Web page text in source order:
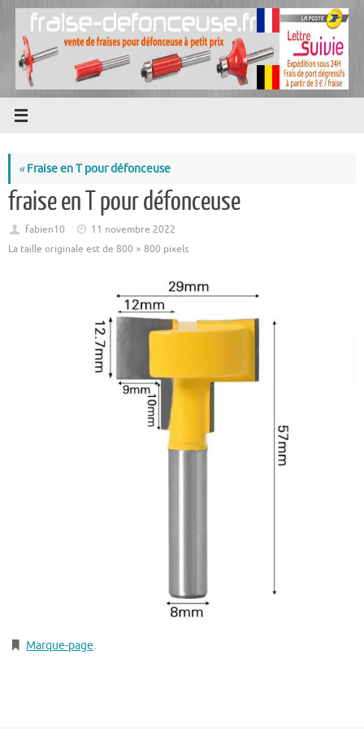
Passer
contenu
«Fraise en T pour défonceuse
fraise en T pour défonceuse
fabien10
11 novembre 2022
La taille originale est de 800 × 800 pixels
Marque-page.